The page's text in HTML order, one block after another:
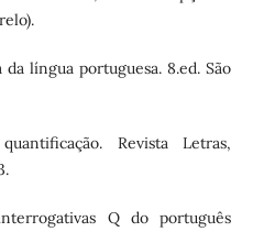
língua portuguesa. 8.ed. São
Revista Letras,
Q do português